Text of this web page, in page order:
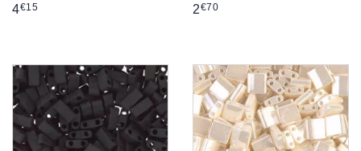
Prix
4€15 Prix
2€70